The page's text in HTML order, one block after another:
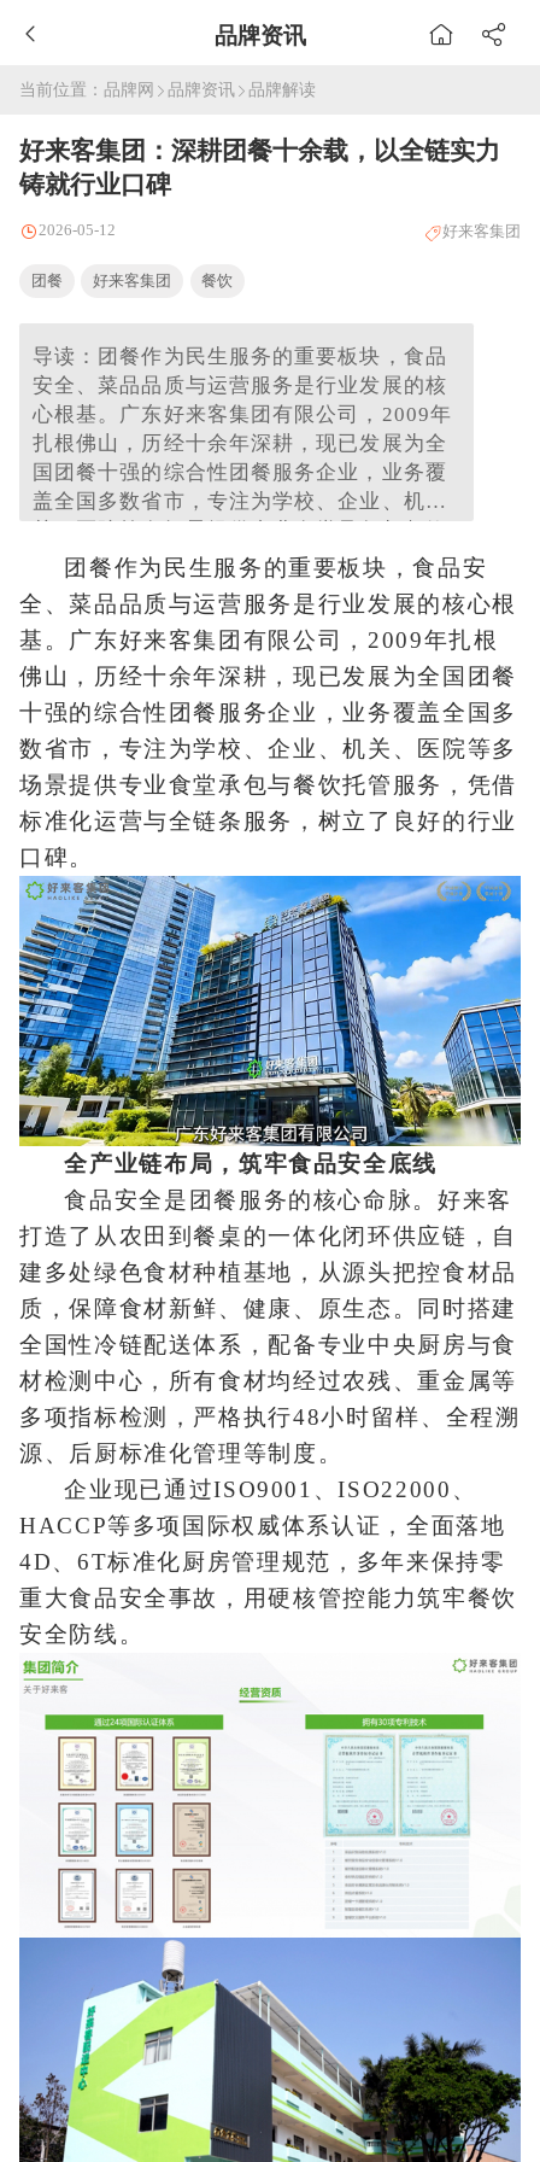
品牌资讯
当前位置： 品牌网 品牌资讯 品牌解读
好来客集团：深耕团餐十余载，以全链实力
铸就行业口碑
2026-05-12 好来客集团
团餐 好来客集团 餐饮
导读：团餐作为民生服务的重要板块，食品
安全、菜品品质与运营服务是行业发展的核
心根基。广东好来客集团有限公司，2009年
扎根佛山，历经十余年深耕，现已发展为全
国团餐十强的综合性团餐服务企业，业务覆
盖全国多数省市，专注为学校、企业、机
托管服务，凭借标准化运营与全链条服务，
树立了良好的行业口碑。
团餐作为民生服务的重要板块，食品安
全、菜品品质与运营服务是行业发展的核心根
基。广东好来客集团有限公司，2009年扎根
佛山，历经十余年深耕，现已发展为全国团餐
十强的综合性团餐服务企业，业务覆盖全国多
数省市，专注为学校、企业、机关、医院等多
场景提供专业食堂承包与餐饮托管服务，凭借
标准化运营与全链条服务，树立了良好的行业
口碑。
全产业链布局，筑牢食品安全底线
食品安全是团餐服务的核心命脉。好来客
打造了从农田到餐桌的一体化闭环供应链，自
建多处绿色食材种植基地，从源头把控食材品
质，保障食材新鲜、健康、原生态。同时搭建
全国性冷链配送体系，配备专业中央厨房与食
材检测中心，所有食材均经过农残、重金属等
多项指标检测，严格执行48小时留样、全程溯
源、后厨标准化管理等制度。
企业现已通过ISO9001、ISO22000、
HACCP等多项国际权威体系认证，全面落地
4D、6T标准化厨房管理规范，多年来保持零
重大食品安全事故，用硬核管控能力筑牢餐饮
安全防线。